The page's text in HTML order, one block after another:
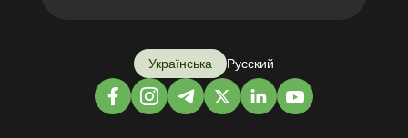
Українська Русский